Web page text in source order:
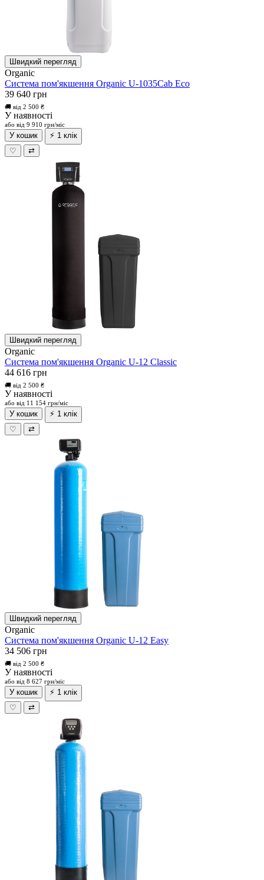
Швидкий перегляд
Organic
Система пом'якшення Organic U-1035Cab Eco
39 640 грн
🚚 від 2 500 ₴
У наявності
або від 9 910 грн/міс
У кошик
⚡ 1 клік
♡
⇄
Швидкий перегляд
Organic
Система пом'якшення Organic U-12 Classic
44 616 грн
🚚 від 2 500 ₴
У наявності
або від 11 154 грн/міс
У кошик
⚡ 1 клік
♡
⇄
Швидкий перегляд
Organic
Система пом'якшення Organic U-12 Easy
34 506 грн
🚚 від 2 500 ₴
У наявності
або від 8 627 грн/міс
У кошик
⚡ 1 клік
♡
⇄